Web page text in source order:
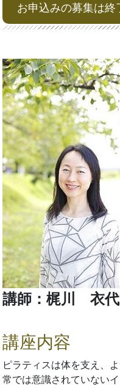
お申込みの募集は終
講師：梶川 衣代
講座内容
ピラティスは体を支え、
常では意識されていない